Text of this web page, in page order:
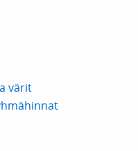
värit